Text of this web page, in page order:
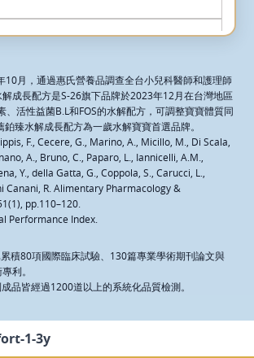
顯示在地圖上
規劃路線
林
10月，通過惠氏營養品調查全台小兒科醫師和護理師
成長配方是S-26旗下品牌於2023年12月在台灣地區
、活性益菌B.L和FOS的水解配方，可調整寶寶體質同
臻水解成長配方為一歲水解寶寶首選品牌。
F., Cecere, G., Marino, A., Micillo, M., Di Scala,
A., Bruno, C., Paparo, L., Iannicelli, A.M.,
Y., della Gatta, G., Coppola, S., Carucci, L.,
Canani, R. Alimentary Pharmacology &
pp.110–120.
Performance Index.
積80項國際臨床試驗、130篇專業學術期刊論文與
利。
品皆經過1200道以上的系統化品質檢測。
1-3y